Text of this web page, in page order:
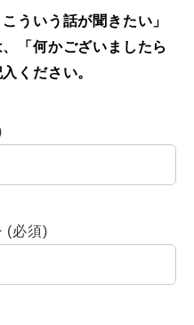
ういう話が聞きたい」
「何かございましたら
ください。
(必須)